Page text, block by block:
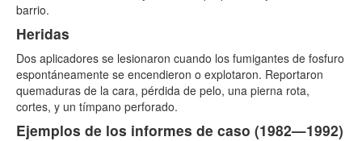
barrio.
Heridas
Dos aplicadores se lesionaron cuando los fumigantes de fosfuro
espontáneamente se encendieron o explotaron. Reportaron
quemaduras de la cara, pérdida de pelo, una pierna rota,
cortes, y un tímpano perforado.
Ejemplos de los informes de caso (1982—1992)